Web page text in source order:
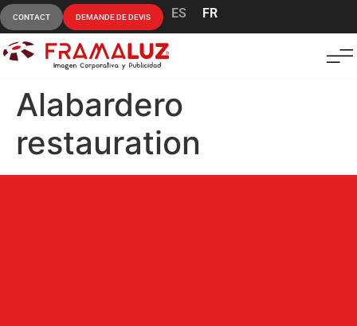
CONTACT DEMANDE DE DEVIS ES FR
Alabardero
restauration